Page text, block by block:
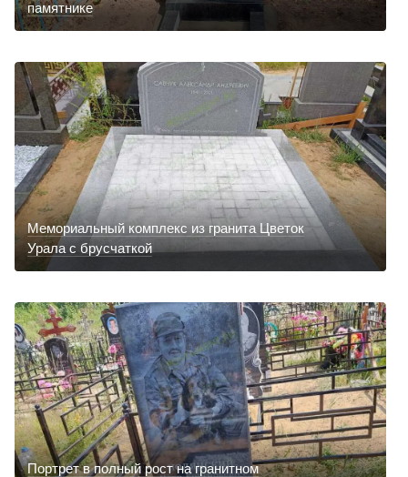
памятнике
Мемориальный комплекс из гранита Цветок
Урала с брусчаткой
Портрет в полный рост на гранитном